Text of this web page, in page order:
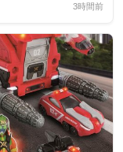
3時間前